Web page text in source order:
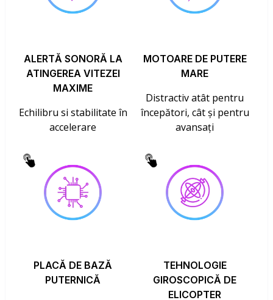
ALERTĂ SONORĂ LA
ATINGEREA VITEZEI
MAXIME
Echilibru si stabilitate în
accelerare
MOTOARE DE PUTERE
MARE
Distractiv atât pentru
începători, cât și pentru
avansați
PLACĂ DE BAZĂ
PUTERNICĂ
TEHNOLOGIE
GIROSCOPICĂ DE
ELICOPTER